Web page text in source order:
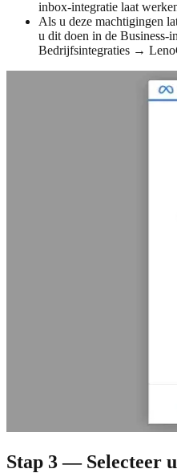
inbox-integratie laat
Als u deze machtigingen
u dit doen in de Business-
Bedrijfsintegraties →
Stap 3 — Selecteer